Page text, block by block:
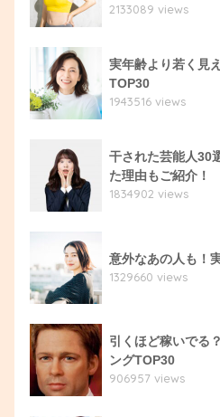
2133089 views
実年齢より若く見
TOP30
1943516 views
干された芸能人30
た理由もご紹介！
1834902 views
意外なあの人も！
1329660 views
引くほど稼いでる
ングTOP30
906957 views